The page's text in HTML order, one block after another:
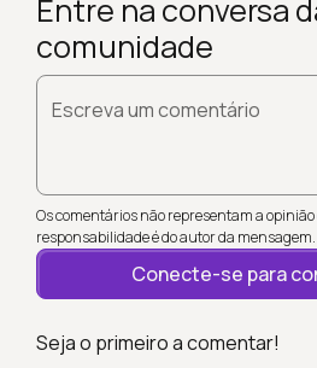
Entre na conversa
comunidade
Escreva um comentário
Os comentários não representam a opinião
responsabilidade é do autor da mensagem.
Conecte-se para
Seja o primeiro a comentar!